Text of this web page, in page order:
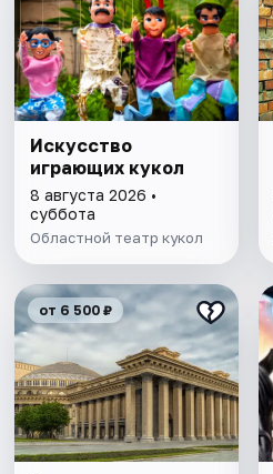
Искусство
играющих кукол
8 августа 2026 •
суббота
Областной театр кукол
от 6 500 ₽